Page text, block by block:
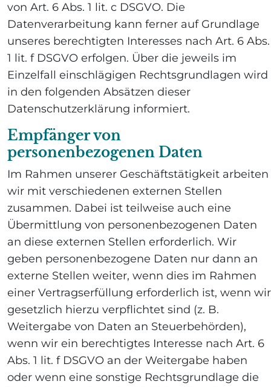
von Art. 6 Abs. 1 lit. c DSGVO. Die
Datenverarbeitung kann ferner auf Grundlage
unseres berechtigten Interesses nach Art. 6 Abs.
1 lit. f DSGVO erfolgen. Über die jeweils im
Einzelfall einschlägigen Rechtsgrundlagen wird
in den folgenden Absätzen dieser
Datenschutzerklärung informiert.
Empfänger von
personenbezogenen Daten
Im Rahmen unserer Geschäftstätigkeit arbeiten
wir mit verschiedenen externen Stellen
zusammen. Dabei ist teilweise auch eine
Übermittlung von personenbezogenen Daten
an diese externen Stellen erforderlich. Wir
geben personenbezogene Daten nur dann an
externe Stellen weiter, wenn dies im Rahmen
einer Vertragserfüllung erforderlich ist, wenn wir
gesetzlich hierzu verpflichtet sind (z. B.
Weitergabe von Daten an Steuerbehörden),
wenn wir ein berechtigtes Interesse nach Art. 6
Abs. 1 lit. f DSGVO an der Weitergabe haben
oder wenn eine sonstige Rechtsgrundlage die